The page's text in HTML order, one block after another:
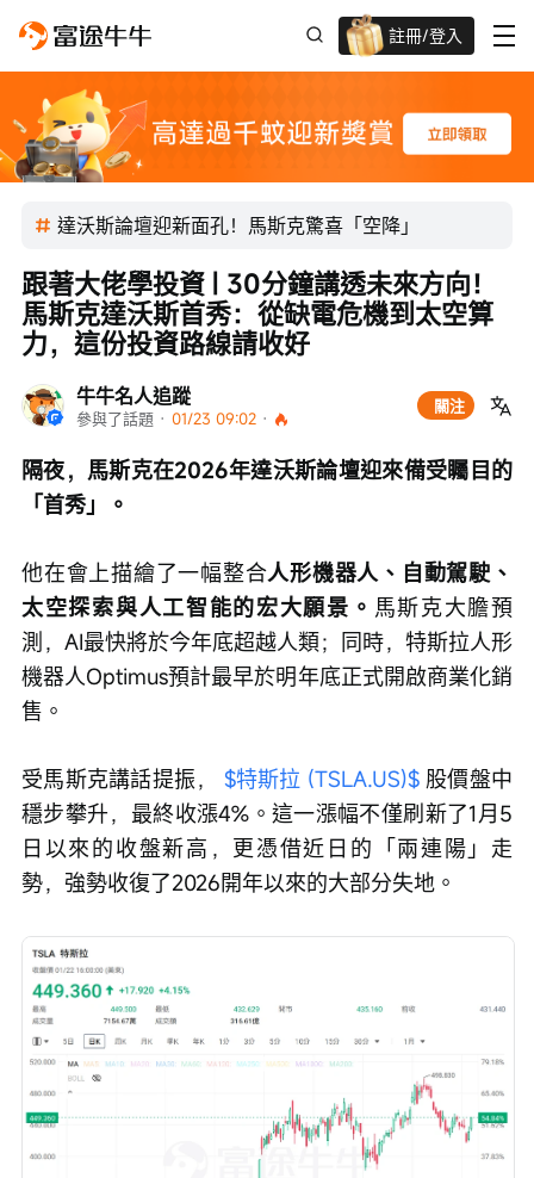
註冊/登入
達沃斯論壇迎新面孔！馬斯克驚喜「空降」
牛牛名人追蹤
參與了話題 · 01/23 09:02 ·
關注
跟著大佬學投資 | 30分鐘講透未來方向！
馬斯克達沃斯首秀：從缺電危機到太空算
力，這份投資路線請收好
隔夜，馬斯克在2026年達沃斯論壇迎來備受矚目的
「首秀」。
他在會上描繪了一幅整合人形機器人、自動駕駛、
太空探索與人工智能的宏大願景。 馬斯克大膽預
測，AI最快將於今年底超越人類；同時，特斯拉人形
機器人Optimus預計最早於明年底正式開啟商業化銷
售。
受馬斯克講話提振， $特斯拉 (TSLA.US)$ 股價盤中
穩步攀升，最終收漲4%。這一漲幅不僅刷新了1月5
日以來的收盤新高，更憑借近日的「兩連陽」走
勢，強勢收復了2026開年以來的大部分失地。